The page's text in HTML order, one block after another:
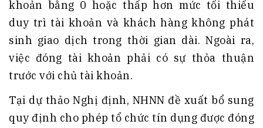
khoản bằng 0 hoặc thấp hơn mức tối thiểu
duy trì tài khoản và khách hàng không phát
sinh giao dịch trong thời gian dài. Ngoài ra,
việc đóng tài khoản phải có sự thỏa thuận
trước với chủ tài khoản.
Tại dự thảo Nghị định, NHNN đề xuất bổ sung
quy định cho phép tổ chức tín dụng được đóng